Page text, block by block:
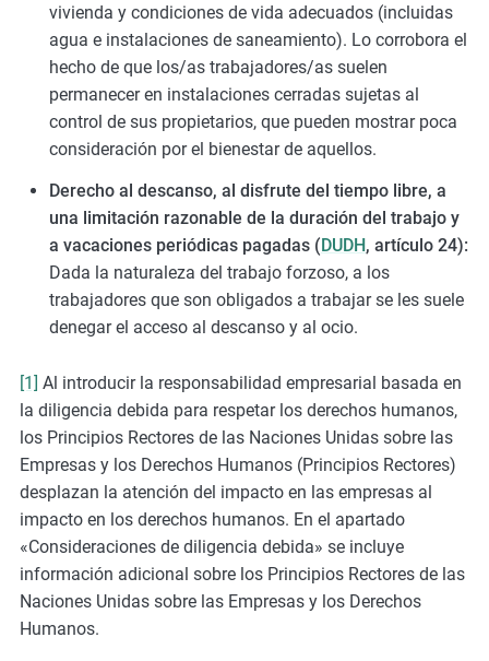
vivienda y condiciones de vida adecuados (incluidas
agua e instalaciones de saneamiento). Lo corrobora el
hecho de que los/as trabajadores/as suelen
permanecer en instalaciones cerradas sujetas al
control de sus propietarios, que pueden mostrar poca
consideración por el bienestar de aquellos.
Derecho al descanso, al disfrute del tiempo libre, a
una limitación razonable de la duración del trabajo y
a vacaciones periódicas pagadas (DUDH, artículo 24):
Dada la naturaleza del trabajo forzoso, a los
trabajadores que son obligados a trabajar se les suele
denegar el acceso al descanso y al ocio.
[1] Al introducir la responsabilidad empresarial basada en
la diligencia debida para respetar los derechos humanos,
los Principios Rectores de las Naciones Unidas sobre las
Empresas y los Derechos Humanos (Principios Rectores)
desplazan la atención del impacto en las empresas al
impacto en los derechos humanos. En el apartado
«Consideraciones de diligencia debida» se incluye
información adicional sobre los Principios Rectores de las
Naciones Unidas sobre las Empresas y los Derechos
Humanos.